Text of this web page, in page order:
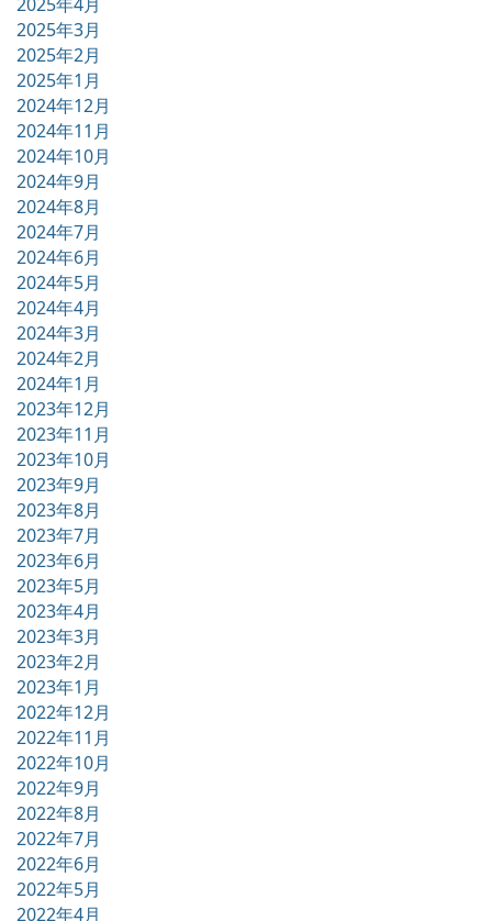
2025年3月
2025年2月
2025年1月
2024年12月
2024年11月
2024年10月
2024年9月
2024年8月
2024年7月
2024年6月
2024年5月
2024年4月
2024年3月
2024年2月
2024年1月
2023年12月
2023年11月
2023年10月
2023年9月
2023年8月
2023年7月
2023年6月
2023年5月
2023年4月
2023年3月
2023年2月
2023年1月
2022年12月
2022年11月
2022年10月
2022年9月
2022年8月
2022年7月
2022年6月
2022年5月
2022年4月